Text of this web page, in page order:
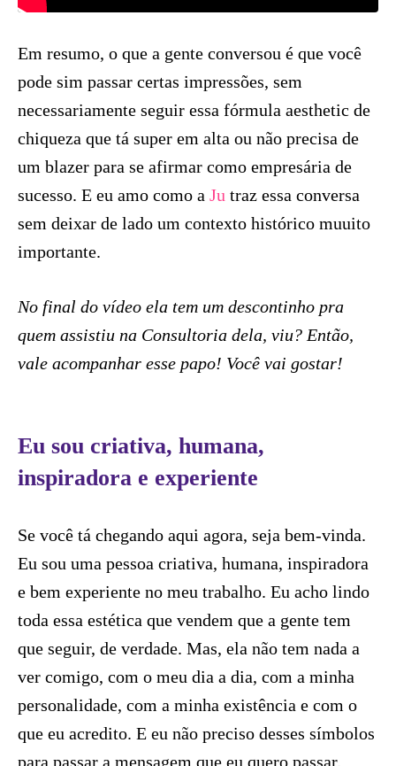
Em resumo, o que a gente conversou é que você
pode sim passar certas impressões, sem
necessariamente seguir essa fórmula aesthetic de
chiqueza que tá super em alta ou não precisa de
um blazer para se afirmar como empresária de
sucesso. E eu amo como a Ju traz essa conversa
sem deixar de lado um contexto histórico muuito
importante.
No final do vídeo ela tem um descontinho pra
quem assistiu na Consultoria dela, viu? Então,
vale acompanhar esse papo! Você vai gostar!
Eu sou criativa, humana,
inspiradora e experiente
Se você tá chegando aqui agora, seja bem-vinda.
Eu sou uma pessoa criativa, humana, inspiradora
e bem experiente no meu trabalho. Eu acho lindo
toda essa estética que vendem que a gente tem
que seguir, de verdade. Mas, ela não tem nada a
ver comigo, com o meu dia a dia, com a minha
personalidade, com a minha existência e com o
que eu acredito. E eu não preciso desses símbolos
para passar a mensagem que eu quero passar.